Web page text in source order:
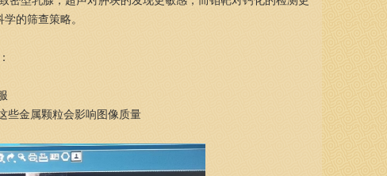
的筛查策略。
些金属颗粒会影响图像质量